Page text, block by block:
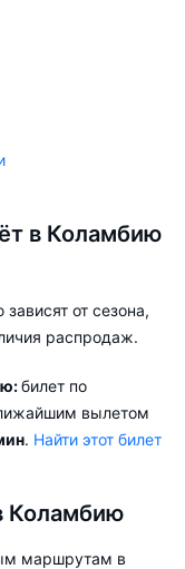
в Коламбию
от сезона,
распродаж.
билет по
. Найти этот билет
Коламбию
маршрутам в